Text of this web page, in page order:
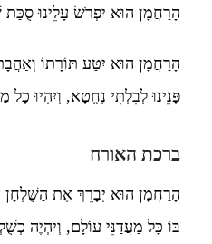
הָרַחֲמָן הוּא יִפְרֹשׂ עָלֵינוּ סֻכַּת
הָרַחֲמָן הוּא יִטַּע תּוֹרָתוֹ
פָּנֵינוּ לְבִלְתִּי נֶחֱטָא, וְיִהְיוּ
ברכת האורח
הָרַחֲמָן הוּא יְבָרֵךְ אֶת הַשֻּׁלְחָן
בּוֹ כָּל מַעֲדַנֵּי עוֹלָם, וְיִהְיֶה